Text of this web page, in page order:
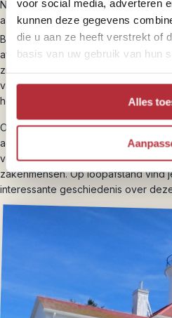
voor social media, adverteren
kunnen deze gegevens
die u aan ze heeft verstrekt of
basis van uw gebruik van hun
Alles
Na ongeveer anderhalf uur kom je
aan. Vanaf hier is het nog zo’n twee
Bonaventure. Hier vestigden zich in
afstammelingen van de Franse
zie je nog de typische blauw-wit-
vanmiddag op het strand of peddel
helderste rivieren ter wereld; de
Overnachten doe je in een
accommodatie met privé strand
voormalige zomerresidentie van
zakenmensen. Op loopafstand vind
interessante geschiedenis over